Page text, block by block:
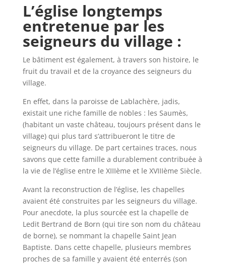
L’église longtemps
entretenue par les
seigneurs du village :
Le bâtiment est également, à travers son histoire, le
fruit du travail et de la croyance des seigneurs du
village.
En effet, dans la paroisse de Lablachère, jadis,
existait une riche famille de nobles : les Saumès,
(habitant un vaste château, toujours présent dans le
village) qui plus tard s’attribueront le titre de
seigneurs du village. De part certaines traces, nous
savons que cette famille a durablement contribuée à
la vie de l’église entre le XIIIème et le XVIIIème Siècle.
Avant la reconstruction de l’église, les chapelles
avaient été construites par les seigneurs du village.
Pour anecdote, la plus sourcée est la chapelle de
Ledit Bertrand de Born (qui tire son nom du château
de borne), se nommant la chapelle Saint Jean
Baptiste. Dans cette chapelle, plusieurs membres
proches de sa famille y avaient été enterrés (son